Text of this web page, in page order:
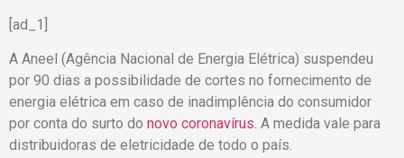
[ad_1]
A Aneel (Agência Nacional de Energia Elétrica) suspendeu
por 90 dias a possibilidade de cortes no fornecimento de
energia elétrica em caso de inadimplência do consumidor
por conta do surto do novo coronavírus. A medida vale para
distribuidoras de eletricidade de todo o país.